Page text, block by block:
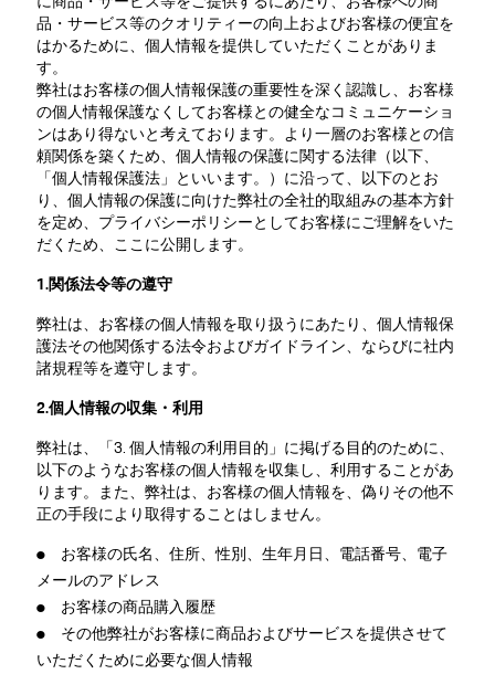
品・サービス等のクオリティーの向上およびお客様の便宜を
はかるために、個人情報を提供していただくことがありま
す。
弊社はお客様の個人情報保護の重要性を深く認識し、お客様
の個人情報保護なくしてお客様との健全なコミュニケーショ
ンはあり得ないと考えております。より一層のお客様との信
頼関係を築くため、個人情報の保護に関する法律（以下、
「個人情報保護法」といいます。）に沿って、以下のとお
り、個人情報の保護に向けた弊社の全社的取組みの基本方針
を定め、プライバシーポリシーとしてお客様にご理解をいた
だくため、ここに公開します。
1.関係法令等の遵守
弊社は、お客様の個人情報を取り扱うにあたり、個人情報保
護法その他関係する法令およびガイドライン、ならびに社内
諸規程等を遵守します。
2.個人情報の収集・利用
弊社は、「3. 個人情報の利用目的」に掲げる目的のために、
以下のようなお客様の個人情報を収集し、利用することがあ
ります。また、弊社は、お客様の個人情報を、偽りその他不
正の手段により取得することはしません。
● お客様の氏名、住所、性別、生年月日、電話番号、電子
メールのアドレス
● お客様の商品購入履歴
● その他弊社がお客様に商品およびサービスを提供させて
いただくために必要な個人情報